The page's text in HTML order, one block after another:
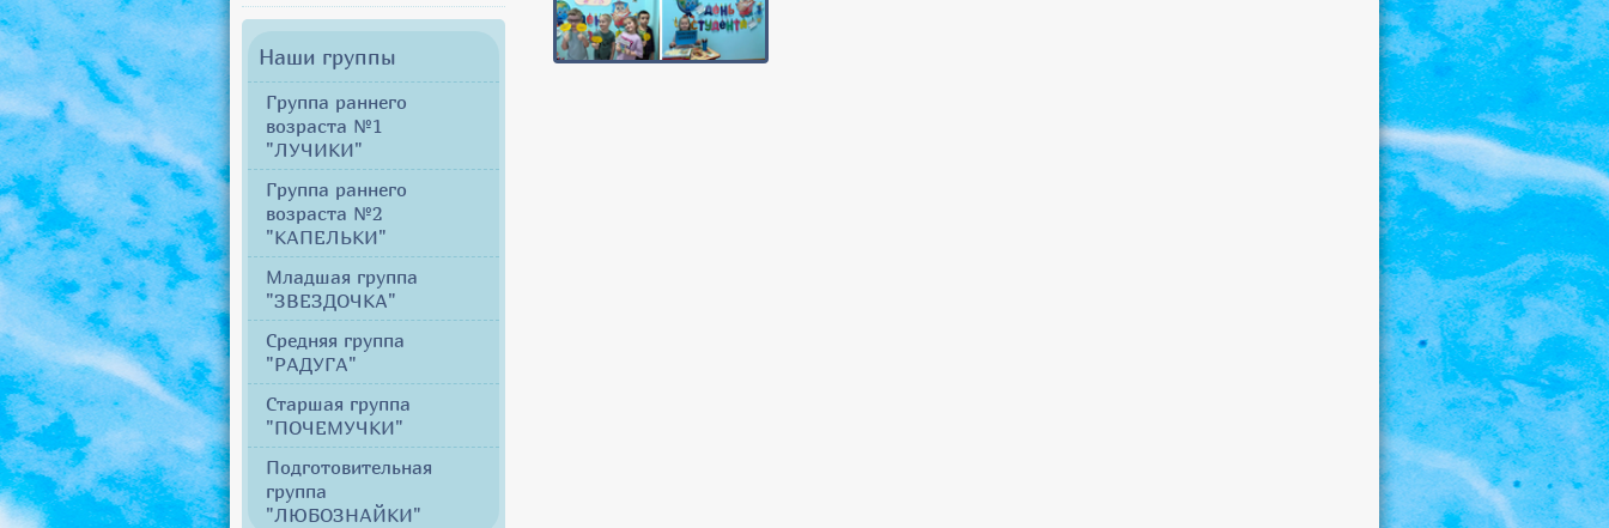
Наши группы
Группа раннего
возраста №1
"ЛУЧИКИ"
Группа раннего
возраста №2
"КАПЕЛЬКИ"
Младшая группа
"ЗВЕЗДОЧКА"
Средняя группа
"РАДУГА"
Старшая группа
"ПОЧЕМУЧКИ"
Подготовительная
группа
"ЛЮБОЗНАЙКИ"